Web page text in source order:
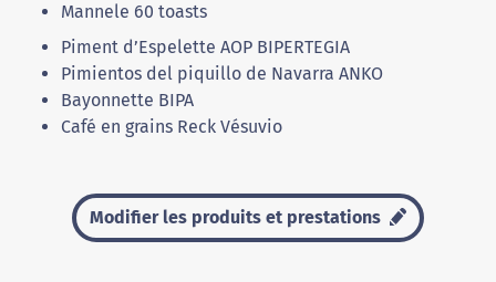
Mannele 60 toasts
Piment d’Espelette AOP BIPERTEGIA
Pimientos del piquillo de Navarra ANKO
Bayonnette BIPA
Café en grains Reck Vésuvio
Modifier les produits et prestations